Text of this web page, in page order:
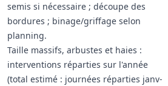
semis si nécessaire ; découpe des
bordures ; binage/griffage selon
planning.
Taille massifs, arbustes et haies :
interventions réparties sur l'année
(total estimé : journées réparties janv-